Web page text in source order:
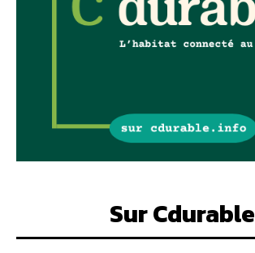
Sur Cdurable